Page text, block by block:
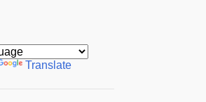
Translate